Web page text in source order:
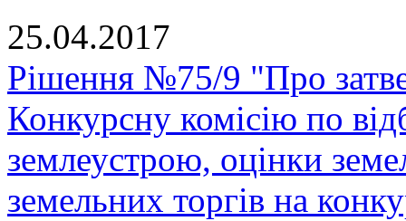
25.04.2017
Рішення №75/9 "Про
Конкурсну комісію по
землеустрою, оцінки
земельних торгів на